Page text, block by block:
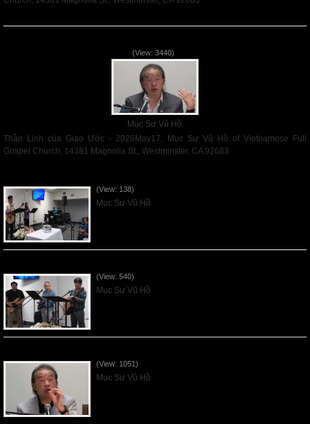
(View: 3440)
Mục Sư Vũ Hồ
Thần Linh của Giao Ước - 2026May17, Mục Sư Vũ Hồ of Vietnamese Full
Gospel Church, 14381 Magnolia St., Westminster, CA 92683
(View: 138)
Mục Sư Vũ Hồ
(View: 540)
Mục Sư Vũ Hồ
(View: 1051)
Mục Sư Vũ Hồ